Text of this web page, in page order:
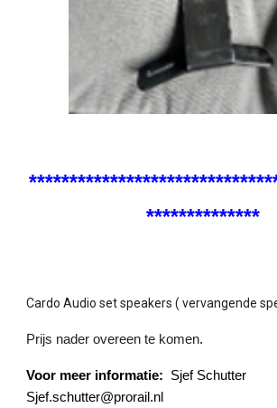
**************
Cardo Audio set speakers ( vervangende
Prijs nader overeen te komen.
Voor meer informatie: Sjef Schutter
Sjef.schutter@prorail.nl